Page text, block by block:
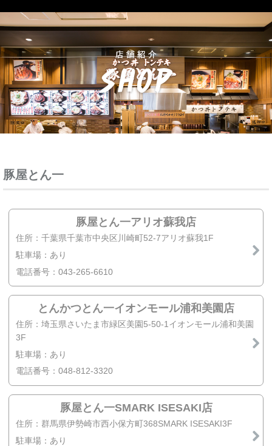
豚屋とん一
豚屋とん一アリオ蘇我店
住所：千葉県千葉市中央区川崎町52-7アリオ蘇我1F
駐車場：あり
電話番号：043-265-6610
とんかつとん一イオンモール浦和美園店
住所：埼玉県さいたま市緑区美園5-50-1イオンモール浦和美園
3F
駐車場：あり
電話番号：048-812-3320
豚屋とん一SMARK ISESAKI店
住所：群馬県伊勢崎市西小保方町368SMARK ISESAKI3F
駐車場：あり